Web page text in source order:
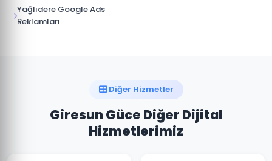
Yağlıdere Google Ads
Reklamları
Diğer Hizmetler
Giresun Güce Diğer Dijital
Hizmetlerimiz